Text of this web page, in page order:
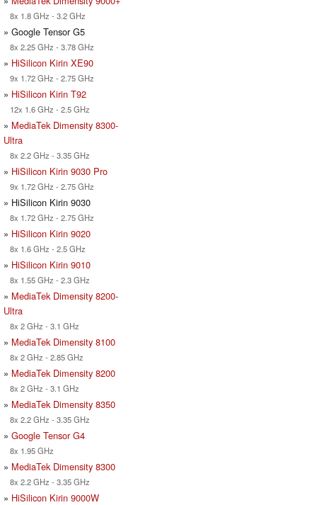
8x 1.8 GHz - 3.2 GHz
» Google Tensor G5
8x 2.25 GHz - 3.78 GHz
» HiSilicon Kirin XE90
9x 1.72 GHz - 2.75 GHz
» HiSilicon Kirin T92
12x 1.6 GHz - 2.5 GHz
» MediaTek Dimensity 8300-
Ultra
8x 2.2 GHz - 3.35 GHz
» HiSilicon Kirin 9030 Pro
9x 1.72 GHz - 2.75 GHz
» HiSilicon Kirin 9030
8x 1.72 GHz - 2.75 GHz
» HiSilicon Kirin 9020
8x 1.6 GHz - 2.5 GHz
» HiSilicon Kirin 9010
8x 1.55 GHz - 2.3 GHz
» MediaTek Dimensity 8200-
Ultra
8x 2 GHz - 3.1 GHz
» MediaTek Dimensity 8100
8x 2 GHz - 2.85 GHz
» MediaTek Dimensity 8200
8x 2 GHz - 3.1 GHz
» MediaTek Dimensity 8350
8x 2.2 GHz - 3.35 GHz
» Google Tensor G4
8x 1.95 GHz
» MediaTek Dimensity 8300
8x 2.2 GHz - 3.35 GHz
» HiSilicon Kirin 9000W